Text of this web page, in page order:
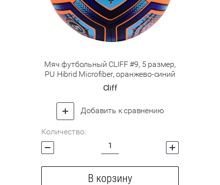
Мяч футбольный CLIFF #9, 5 размер,
PU Hibrid Microfiber, оранжево-синий
Cliff
Добавить к сравнению
Количество:
В корзину